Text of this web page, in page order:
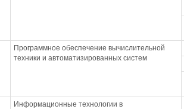
Программное обеспечение вычислительной
техники и автоматизированных систем
Информационные технологии в